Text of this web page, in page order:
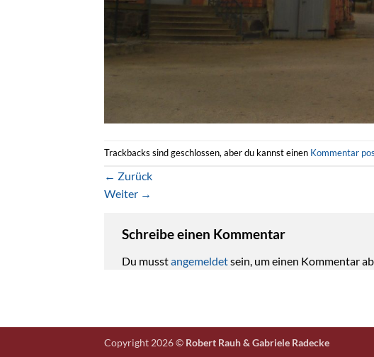
Trackbacks sind geschlossen, aber du kannst einen Kommentar
← Zurück
Weiter →
Schreibe einen Kommentar
Du musstangemeldetsein, um einen Kommentar
Copyright 2026 © Robert Rauh & Gabriele Radecke